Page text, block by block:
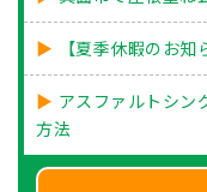
【夏季休暇のお知
アスファルトシン
方法